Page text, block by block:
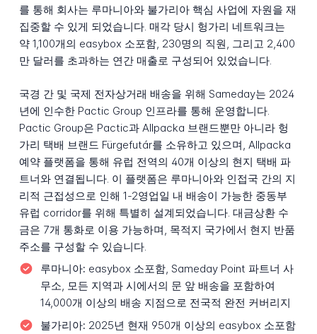
를 통해 회사는 루마니아와 불가리아 핵심 사업에 자원을 재
집중할 수 있게 되었습니다. 매각 당시 헝가리 네트워크는
약 1,100개의 easybox 소포함, 230명의 직원, 그리고 2,400
만 달러를 초과하는 연간 매출로 구성되어 있었습니다.
국경 간 및 국제 전자상거래 배송을 위해 Sameday는 2024
년에 인수한 Pactic Group 인프라를 통해 운영합니다.
Pactic Group은 Pactic과 Allpacka 브랜드뿐만 아니라 헝
가리 택배 브랜드 Fürgefutár를 소유하고 있으며, Allpacka
예약 플랫폼을 통해 유럽 전역의 40개 이상의 현지 택배 파
트너와 연결됩니다. 이 플랫폼은 루마니아와 인접국 간의 지
리적 근접성으로 인해 1-2영업일 내 배송이 가능한 중동부
유럽 corridor를 위해 특별히 설계되었습니다. 대금상환 수
금은 7개 통화로 이용 가능하며, 목적지 국가에서 현지 반품
주소를 구성할 수 있습니다.
루마니아: easybox 소포함, Sameday Point 파트너 사
무소, 모든 지역과 시에서의 문 앞 배송을 포함하여
14,000개 이상의 배송 지점으로 전국적 완전 커버리지
불가리아: 2025년 현재 950개 이상의 easybox 소포함